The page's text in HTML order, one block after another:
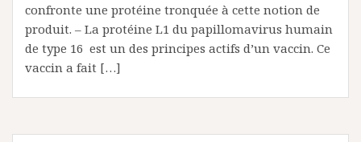
confronte une protéine tronquée à cette notion de
produit. – La protéine L1 du papillomavirus humain
de type 16 est un des principes actifs d’un vaccin. Ce
vaccin a fait […]